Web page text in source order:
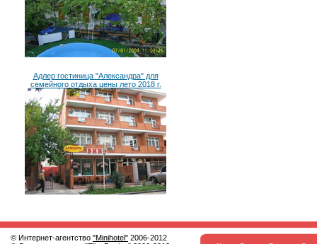
Адлер гостиница "Александра" для
семейного отдыха цены лето 2018 г.
© Интернет-агентство "Minihotel" 2006-2012